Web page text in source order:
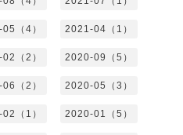
（4） 2021-04（1）
（2） 2020-09（5）
（2） 2020-05（3）
（1） 2020-01（5）